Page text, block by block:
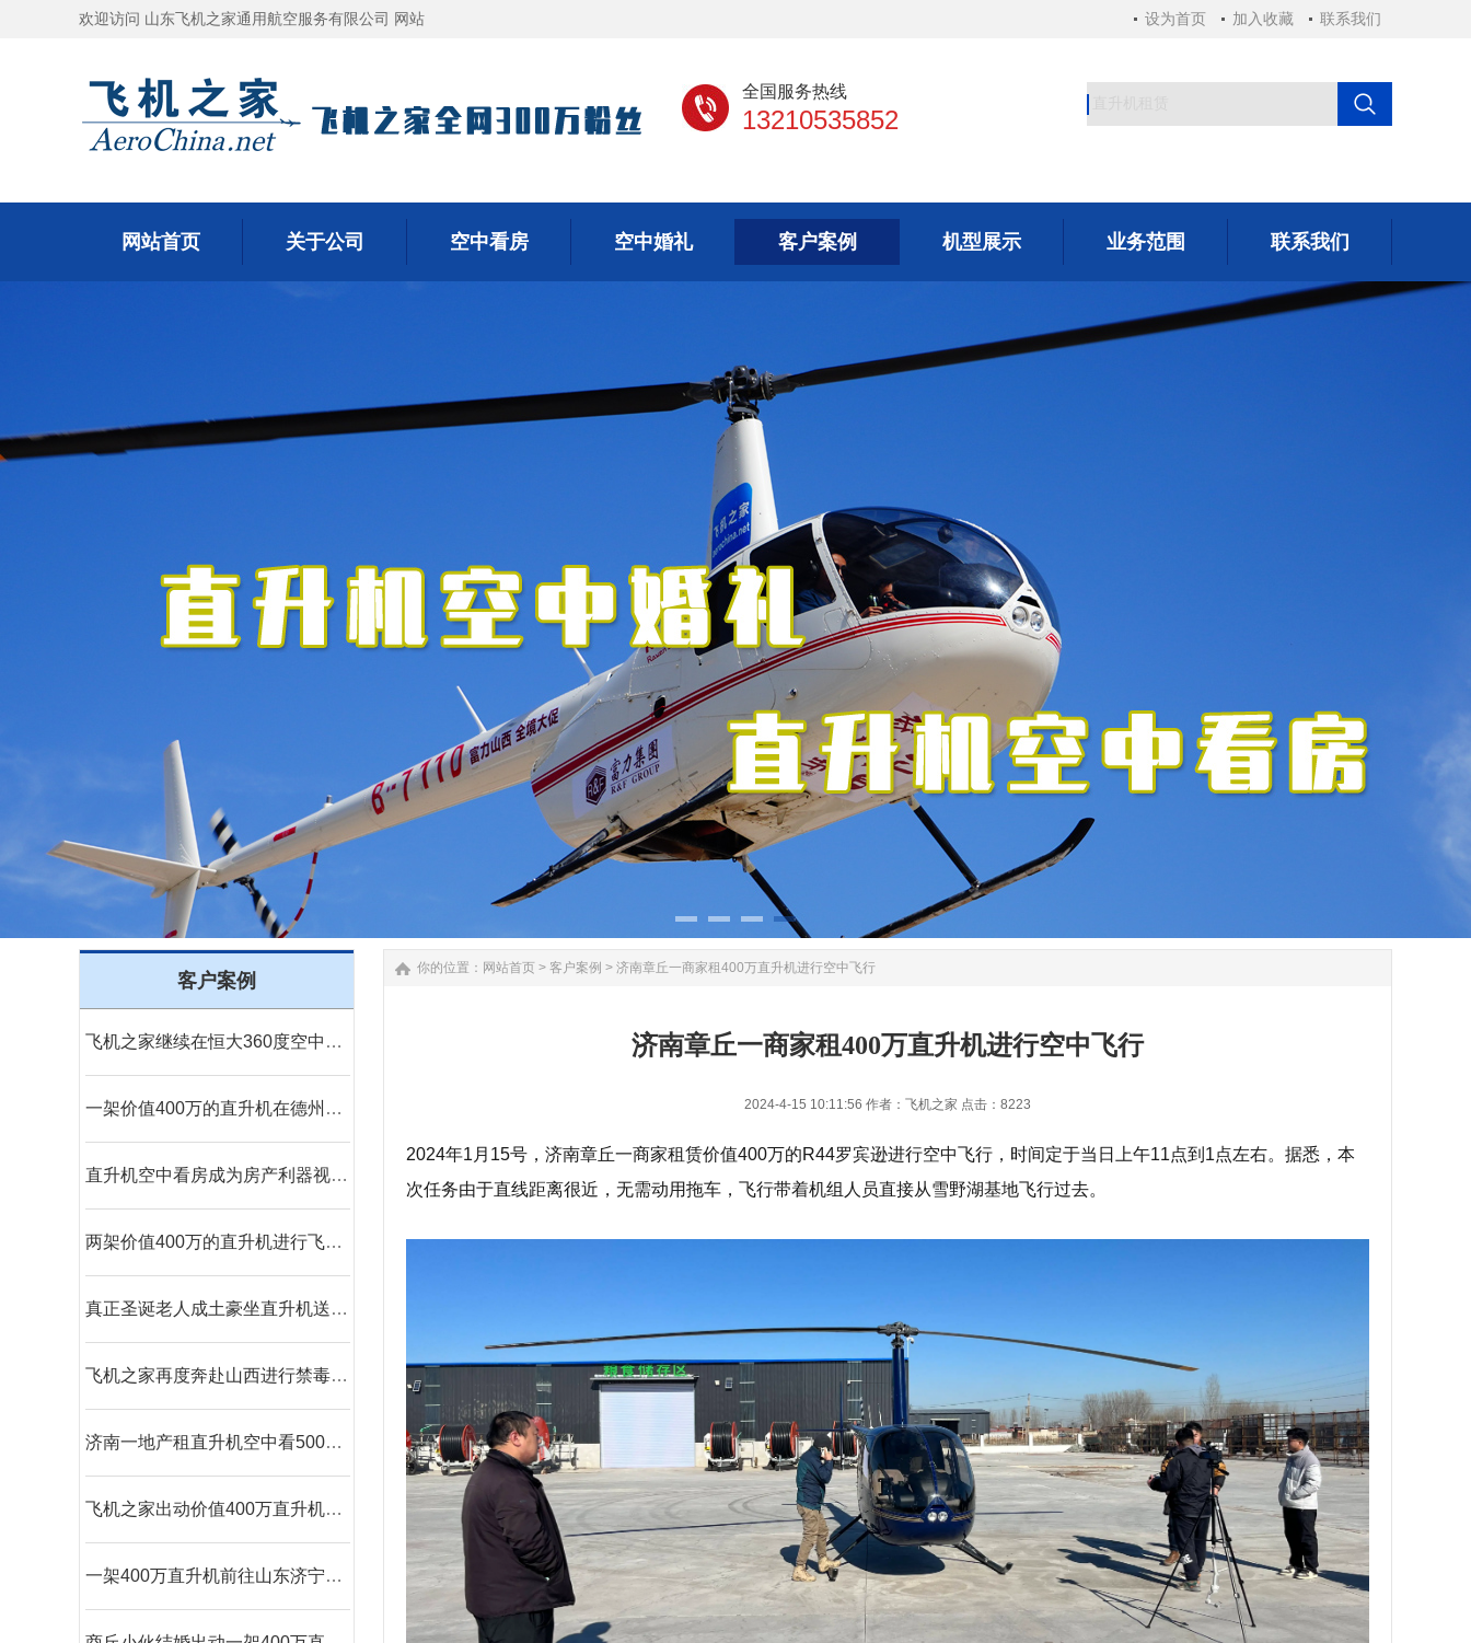
欢迎访问 山东飞机之家通用航空服务有限公司 网站 设为首页 加入收藏 联系我们
全国服务热线
13210535852
网站首页 关于公司 空中看房 空中婚礼 客户案例 机型展示 业务范围 联系我们
2 3 4
客户案例
飞机之家继续在恒大360度空中看房
一架价值400万的直升机在德州进行飞蛾病虫防治
直升机空中看房成为房产利器视频播放量近千万
两架价值400万的直升机进行飞蛾病虫防治
真正圣诞老人成土豪坐直升机送钻戒和空中婚礼
飞机之家再度奔赴山西进行禁毒活动
济南一地产租直升机空中看500万别墅
飞机之家出动价值400万直升机参加济南静展
一架400万直升机前往山东济宁展开美国白蛾防治
你的位置： 网站首页 > 客户案例 > 济南章丘一商家租400万直升机进行空中飞行
济南章丘一商家租400万直升机进行空中飞行
2024-4-15 10:11:56 作者：飞机之家 点击：8223
2024年1月15号，济南章丘一商家租赁价值400万的R44罗宾逊进行空中飞行，时间定于当日上午11点到1点左右。据悉，本
次任务由于直线距离很近，无需动用拖车，飞行带着机组人员直接从雪野湖基地飞行过去。